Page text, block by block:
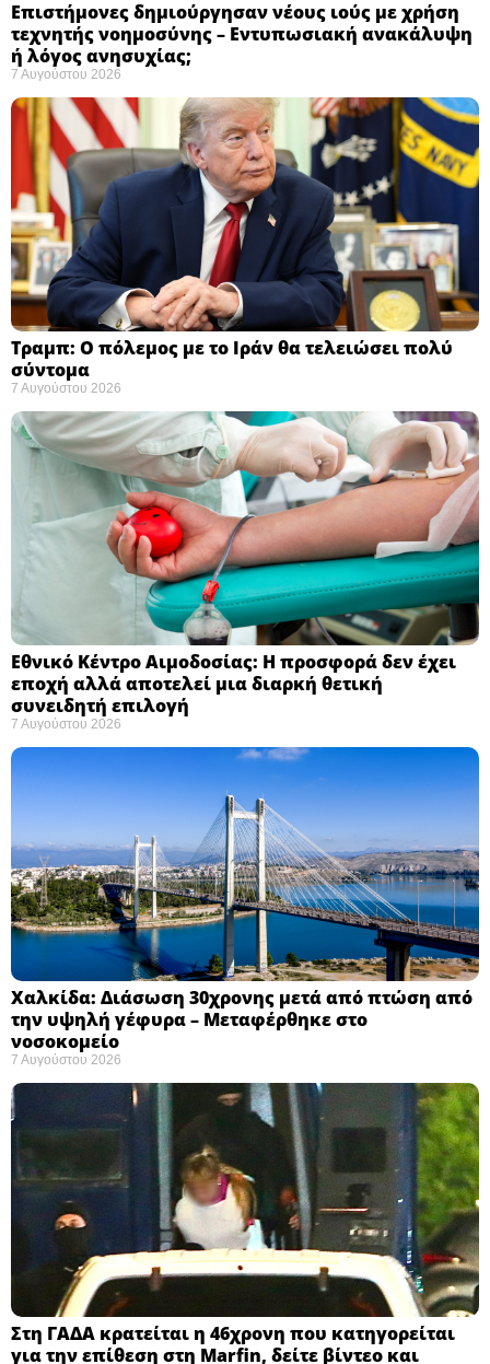
Επιστήμονες δημιούργησαν νέους ιούς με χρήση
τεχνητής νοημοσύνης – Εντυπωσιακή ανακάλυψη
ή λόγος ανησυχίας; ​
7 Αυγούστου 2026
Τραμπ: Ο πόλεμος με το Ιράν θα τελειώσει πολύ
σύντομα ​
7 Αυγούστου 2026
Εθνικό Κέντρο Αιμοδοσίας: H προσφορά δεν έχει
εποχή αλλά αποτελεί μια διαρκή θετική
συνειδητή επιλογή ​
7 Αυγούστου 2026
Χαλκίδα: Διάσωση 30χρονης μετά από πτώση από
την υψηλή γέφυρα – Μεταφέρθηκε στο
νοσοκομείο ​
7 Αυγούστου 2026
Στη ΓΑΔΑ κρατείται η 46χρονη που κατηγορείται
για την επίθεση στη Marfin, δείτε βίντεο και